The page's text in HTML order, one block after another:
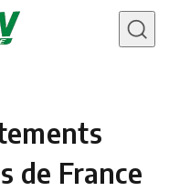
de France